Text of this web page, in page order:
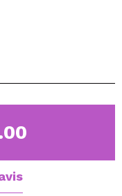
pédagogique,
anticiper et offrir
sélectionnées en
: